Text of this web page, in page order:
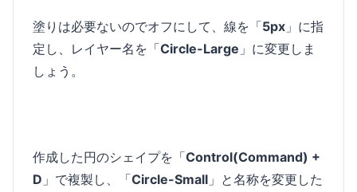
塗りは必要ないのでオフにして、線を「5px 」に指
定し、レイヤー名を「Circle-Large 」に変更しま
しょう。
作成した円のシェイプを「Control(Command) +
D 」で複製し、「Circle-Small 」と名称を変更した